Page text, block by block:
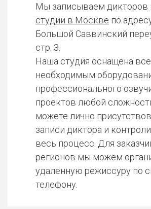
Мы записываем дикторов
студии в Москве по
Большой Саввинский
стр. 3.
Наша студия оснащена
необходимым
профессионального
проектов любой
можете лично
записи диктора и
весь процесс. Для
регионов мы можем
удаленную режиссуру по
телефону.